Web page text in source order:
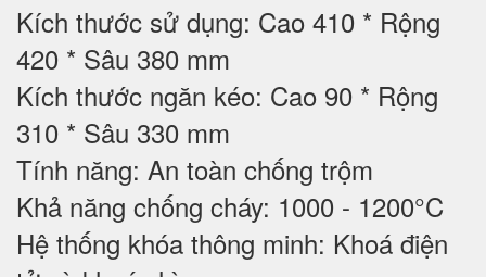
Kích thước sử dụng: Cao 410 * Rộng
420 * Sâu 380 mm
Kích thước ngăn kéo: Cao 90 * Rộng
310 * Sâu 330 mm
Tính năng: An toàn chống trộm
Khả năng chống cháy: 1000 - 1200°C
Hệ thống khóa thông minh: Khoá điện